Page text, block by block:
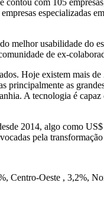
especializadas
melhor usabilidade do
de ex-
Hoje existem mais
principalmente as
A tecnologia é
2014, algo como
pela
Centro-Oeste , 3,2%,